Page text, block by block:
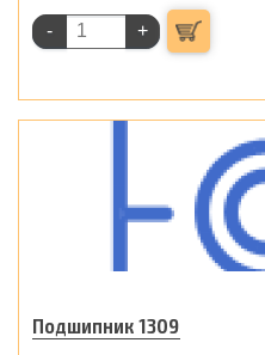
- +
Подшипник 1309